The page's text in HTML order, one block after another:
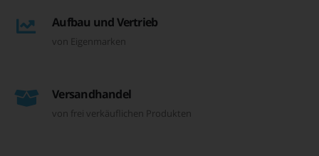
Aufbau und Vertrieb
von Eigenmarken
Versandhandel
von frei verkäuflichen Produkten